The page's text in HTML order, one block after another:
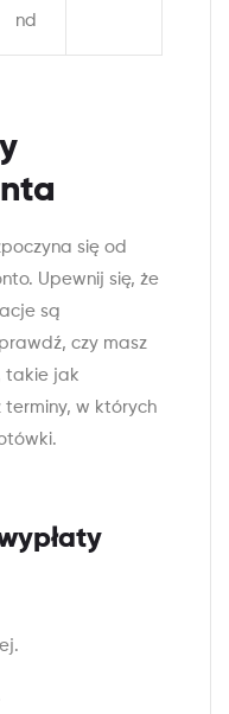
nd
się od
Upewnij się, że
są
czy masz
takie jak
terminy, w których